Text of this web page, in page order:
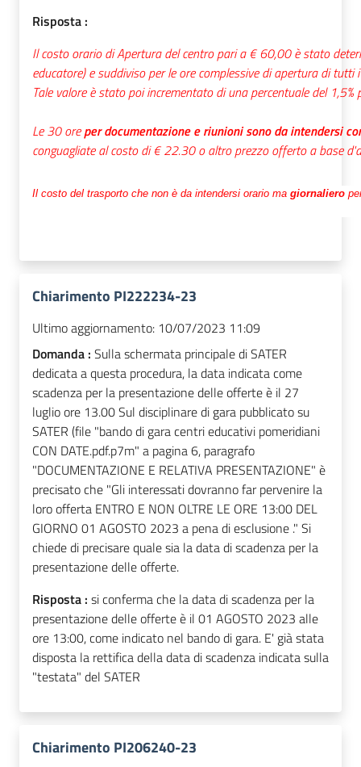
Risposta :
Il costo orario di Apertura del centro pari a € 60,00 è stato
educatore) e suddiviso per le ore complessive di apertura di
Tale valore è stato poi incrementato di una percentuale del
Le 30 oreper documentazione e riunioni sono da intendersi
conguagliate al costo di € 22.30 o altro prezzo offerto a base
Il costo del trasporto che non è da intendersi orario ma giornaliero
Chiarimento PI222234-23
Ultimo aggiornamento: 10/07/2023 11:09
Domanda : Sulla schermata principale di SATER
dedicata a questa procedura, la data indicata come
scadenza per la presentazione delle offerte è il 27
luglio ore 13.00 Sul disciplinare di gara pubblicato su
SATER (file "bando di gara centri educativi pomeridiani
CON DATE.pdf.p7m" a pagina 6, paragrafo
"DOCUMENTAZIONE E RELATIVA PRESENTAZIONE" è
precisato che "Gli interessati dovranno far pervenire la
loro offerta ENTRO E NON OLTRE LE ORE 13:00 DEL
GIORNO 01 AGOSTO 2023 a pena di esclusione ." Si
chiede di precisare quale sia la data di scadenza per la
presentazione delle offerte.
Risposta : si conferma che la data di scadenza per la
presentazione delle offerte è il 01 AGOSTO 2023 alle
ore 13:00, come indicato nel bando di gara. E' già stata
disposta la rettifica della data di scadenza indicata sulla
"testata" del SATER
Chiarimento PI206240-23